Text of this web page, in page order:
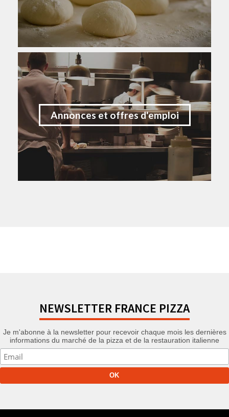
Annonces et offres d'emploi
NEWSLETTER FRANCE PIZZA
Je m'abonne à la newsletter pour recevoir chaque mois les dernières
informations du marché de la pizza et de la restauration italienne